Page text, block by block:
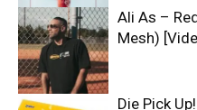
Ali As –
Mesh)
Die Pick